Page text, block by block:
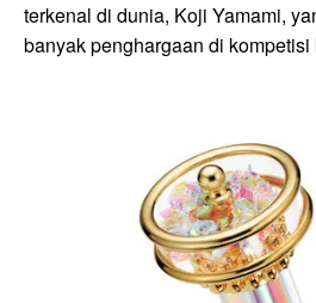
terkenal di dunia, Koji Yamami,
banyak penghargaan di